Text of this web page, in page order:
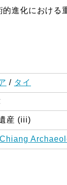
的進化におけ
/ タイ
産 (iii)